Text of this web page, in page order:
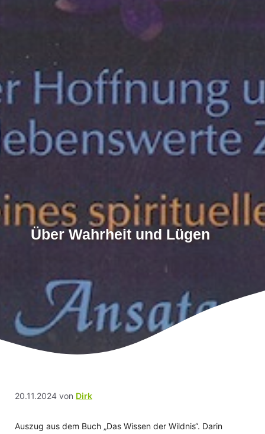
Über Wahrheit und Lügen
20.11.2024 von Dirk
Auszug aus dem Buch „Das Wissen der Wildnis“. Darin